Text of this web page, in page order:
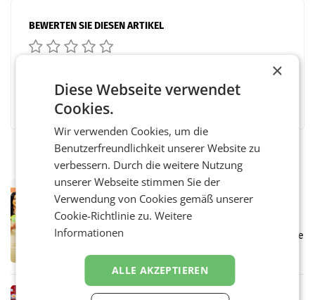
BEWERTEN SIE DIESEN ARTIKEL
FacebookTwitterMessengerWhatsAppLinkedInXING Teilen
RETAIL
Eine Bühne für Zirkularität: ARA und
Müller informieren am POS über
Kreislauffähigkeit
Über den gesamten August hinweg rücken die
Handelskonzern Müller die Initiative
„Kreislauf-Helden“ in allen österreichischen
Müller-Filialen
RETAIL
×
Diese Webseite verwendet
Cookies.
Wir verwenden Cookies, um die
Benutzerfreundlichkeit unserer Website zu
verbessern. Durch die weitere Nutzung
unserer Webseite stimmen Sie der
Verwendung von Cookies gemäß unserer
Cookie-Richtlinie zu.Weitere
Informationen
ALLE AKZEPTIEREN